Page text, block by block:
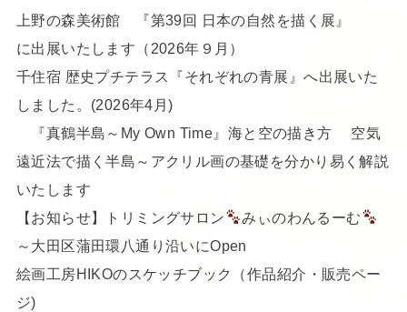
上野の森美術館 『第39回 日本の自然を描く展』
に出展いたします（2026年９月）
千住宿 歴史プチテラス『それぞれの青展』へ出展いた
しました。(2026年4月)
『真鶴半島～My Own Time』海と空の描き方 空気
遠近法で描く半島～アクリル画の基礎を分かり易く解説
いたします
【お知らせ】トリミングサロン
みぃのわんるーむ
～大田区蒲田環八通り沿いにOpen
絵画工房HIKOのスケッチブック（作品紹介・販売ペー
ジ)